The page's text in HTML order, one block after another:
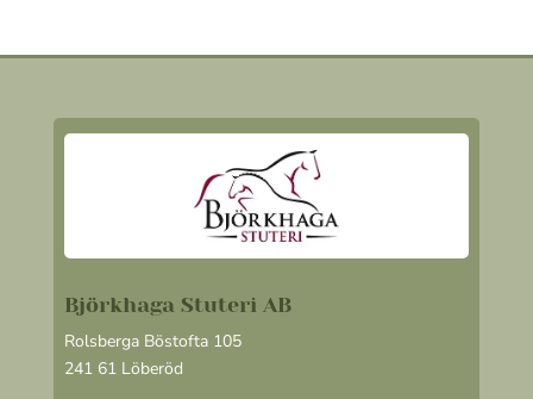
Björkhaga Stuteri AB
Rolsberga Böstofta 105
241 61 Löberöd